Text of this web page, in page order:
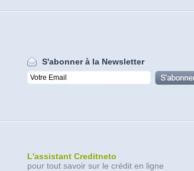
S'abonner à la Newsletter
L'assistant Creditneto
pour tout savoir sur le crédit en ligne